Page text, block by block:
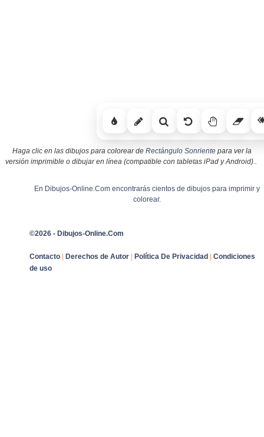
Haga clic en las dibujos para colorear de Rectángulo Sonriente para ver la
versión imprimible o dibujar en línea (compatible con tabletas iPad y Android)..
En Dibujos-Online.Com encontrarás cientos de dibujos para imprimir y
colorear.
©2026 - Dibujos-Online.Com
Contacto | Derechos de Autor | Política De Privacidad | Condiciones
de uso